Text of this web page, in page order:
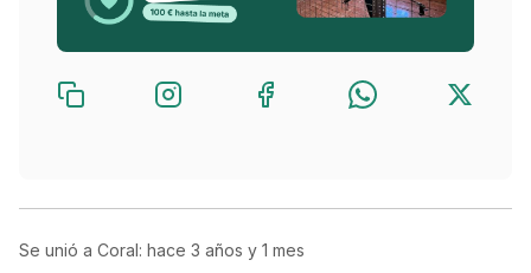
Se unió a Coral: hace 3 años y 1 mes